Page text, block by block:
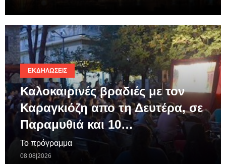
ΕΚΔΗΛΏΣΕΙΣ
Καλοκαιρινές βραδιές με τον
Καραγκιόζη απο τη Δευτέρα, σε
Παραμυθιά και 10…
Το πρόγραμμα
08|08|2026